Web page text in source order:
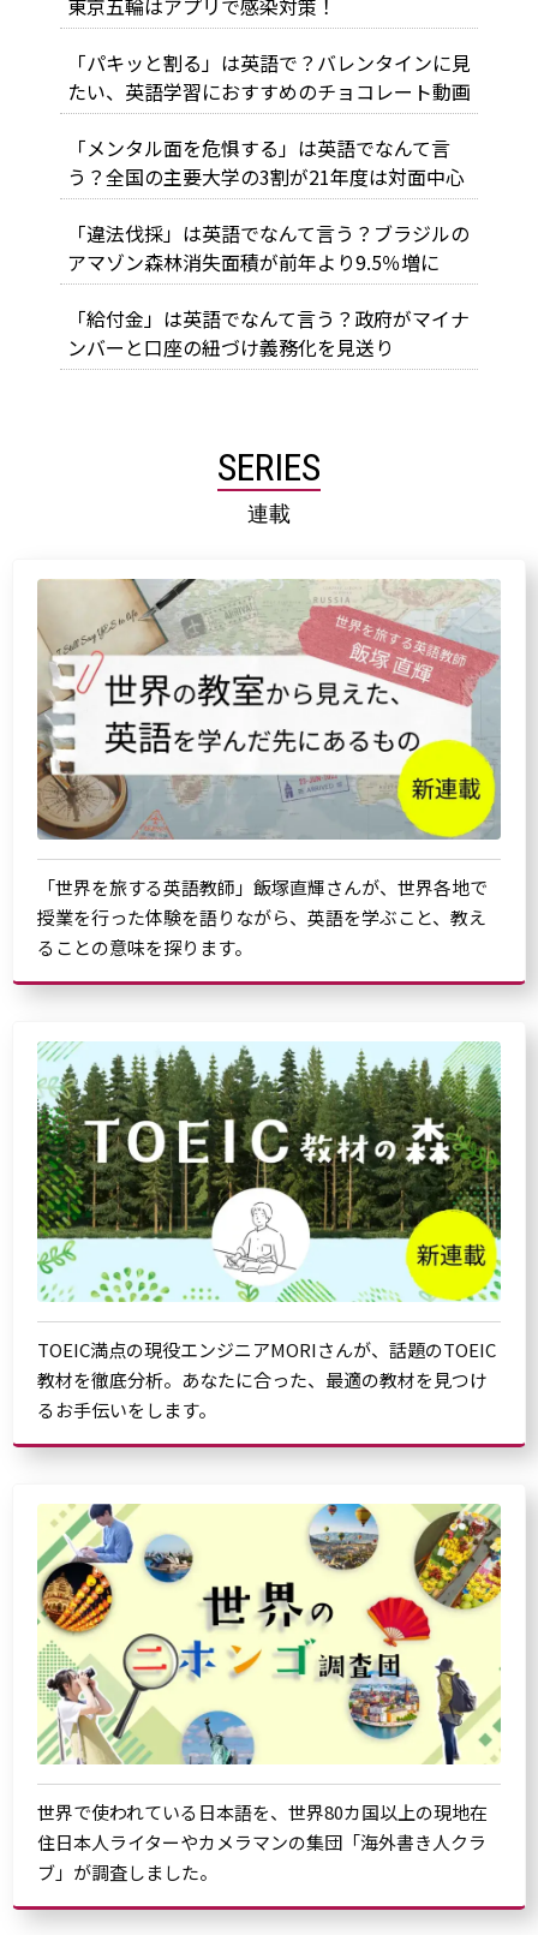
「パキッと割る」は英語で？バレンタインに見
たい、英語学習におすすめのチョコレート動画
「メンタル面を危惧する」は英語でなんて言
う？全国の主要大学の3割が21年度は対面中心
「違法伐採」は英語でなんて言う？ブラジルの
アマゾン森林消失面積が前年より9.5％増に
「給付金」は英語でなんて言う？政府がマイナ
ンバーと口座の紐づけ義務化を見送り
SERIES
連載
「世界を旅する英語教師」飯塚直輝さんが、世界各地で
授業を行った体験を語りながら、英語を学ぶこと、教え
ることの意味を探ります。
TOEIC満点の現役エンジニアMORIさんが、話題のTOEIC
教材を徹底分析。あなたに合った、最適の教材を見つけ
るお手伝いをします。
世界で使われている日本語を、世界80カ国以上の現地在
住日本人ライターやカメラマンの集団「海外書き人クラ
ブ」が調査しました。